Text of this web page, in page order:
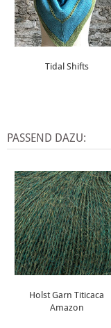
Tidal Shifts
PASSEND DAZU:
Holst Garn Titicaca
Amazon